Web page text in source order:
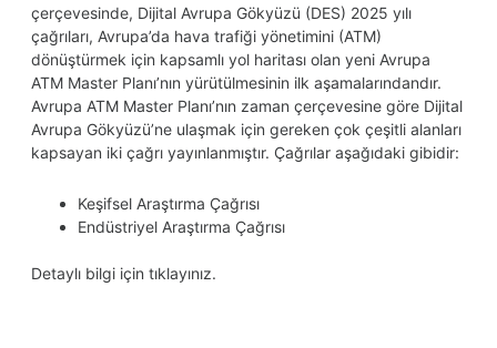
çerçevesinde, Dijital Avrupa Gökyüzü (DES) 2025 yılı
çağrıları, Avrupa’da hava trafiği yönetimini (ATM)
dönüştürmek için kapsamlı yol haritası olan yeni Avrupa
ATM Master Planı’nın yürütülmesinin ilk aşamalarındandır.
Avrupa ATM Master Planı’nın zaman çerçevesine göre Dijital
Avrupa Gökyüzü’ne ulaşmak için gereken çok çeşitli alanları
kapsayan iki çağrı yayınlanmıştır. Çağrılar aşağıdaki gibidir:
Keşifsel Araştırma Çağrısı
Endüstriyel Araştırma Çağrısı
Detaylı bilgi için tıklayınız.